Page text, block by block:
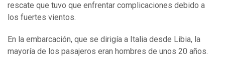
rescate que tuvo que enfrentar complicaciones debido a
los fuertes vientos.
En la embarcación, que se dirigía a Italia desde Libia, la
mayoría de los pasajeros eran hombres de unos 20 años.